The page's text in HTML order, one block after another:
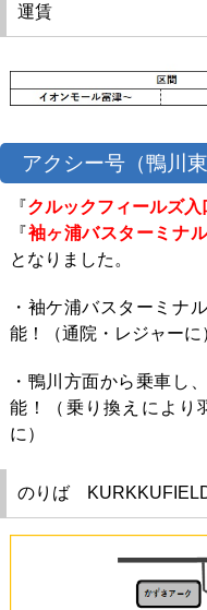
運賃
アクシー号（鴨川東
『クルックフィールズ入
『袖ヶ浦バスターミナ
となりました。
・袖ケ浦バスターミナ
能！（通院・レジャーに
・鴨川方面から乗車し
能！（乗り換えにより
に）
のりば